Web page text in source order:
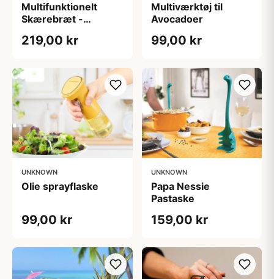
Multifunktionelt
Skærebræt -
219,00 kr
Multiværktøj til
Avocadoer
99,00 kr
UNKNOWN
Olie sprayflaske
99,00 kr
UNKNOWN
Papa Nessie
Pastaske
159,00 kr